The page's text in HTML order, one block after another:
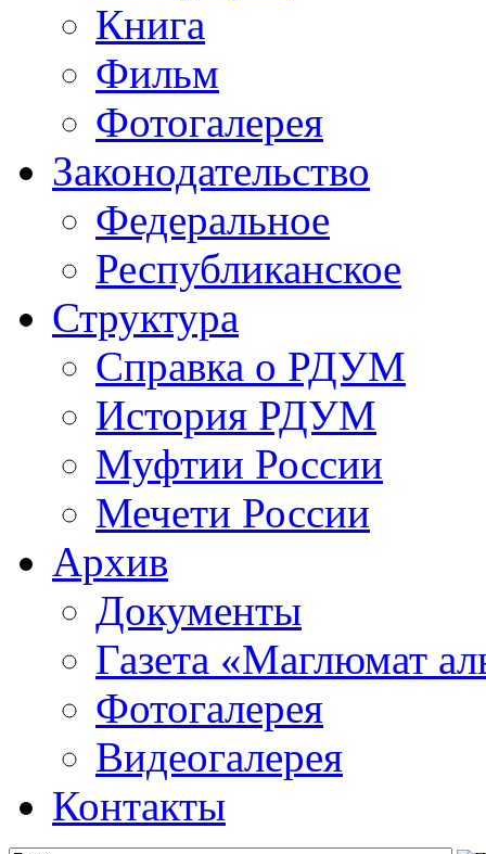
Книга
Фильм
Фотогалерея
Законодательство
Федеральное
Республиканское
Структура
Справка о РДУМ
История РДУМ
Муфтии России
Мечети России
Архив
Документы
Газета «Маглюмат
Фотогалерея
Видеогалерея
Контакты